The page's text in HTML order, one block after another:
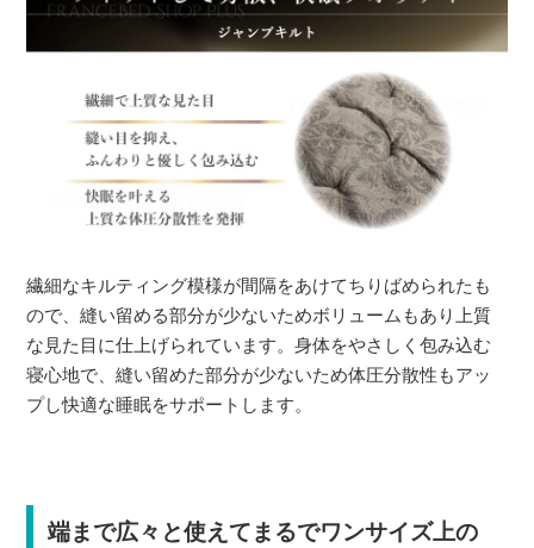
繊細なキルティング模様が間隔をあけてちりばめられたも
ので、縫い留める部分が少ないためボリュームもあり上質
な見た目に仕上げられています。身体をやさしく包み込む
寝心地で、縫い留めた部分が少ないため体圧分散性もアッ
プし快適な睡眠をサポートします。
端まで広々と使えてまるでワンサイズ上の